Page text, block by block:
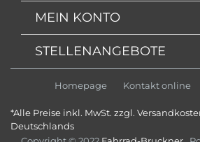
MEIN KONTO
STELLENANGEBOTE
Homepage Kontakt online
*Alle Preise inkl. MwSt. zzgl.
Deutschlands